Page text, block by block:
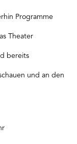
Programme
Theater
bereits
und an den